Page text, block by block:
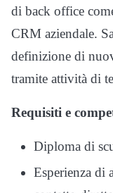
di back office
CRM aziendale.
definizione di
tramite attività di
Requisiti e
Diploma di
Esperienza di